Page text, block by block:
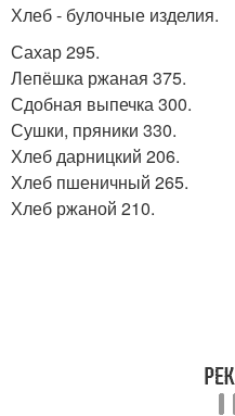
Хлеб - булочные изделия.
Сахар 295.
Лепёшка ржаная 375.
Сдобная выпечка 300.
Сушки, пряники 330.
Хлеб дарницкий 206.
Хлеб пшеничный 265.
Хлеб ржаной 210.